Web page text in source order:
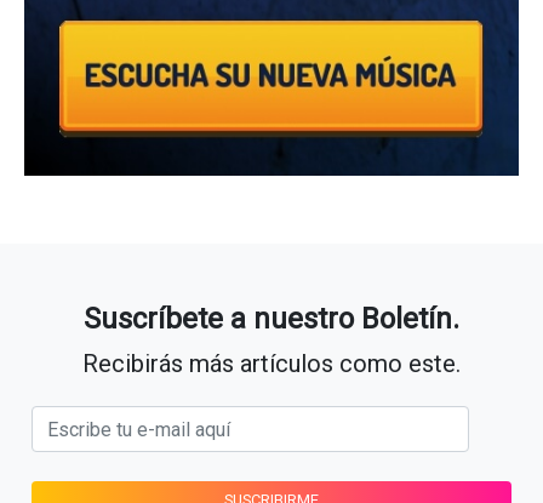
Suscríbete a nuestro Boletín.
Recibirás más artículos como este.